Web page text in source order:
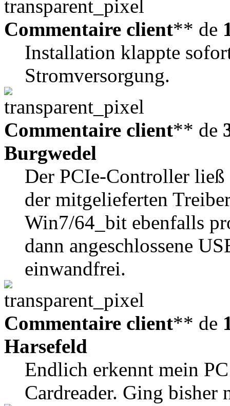
Commentaire client** de
Installation klappte
Stromversorgung.
Commentaire client** de
Burgwedel
Der PCIe-Controller ließ
der mitgelieferten
Win7/64_bit ebenfalls
dann angeschlossene
einwandfrei.
Commentaire client** de
Harsefeld
Endlich erkennt mein
Cardreader. Ging bisher